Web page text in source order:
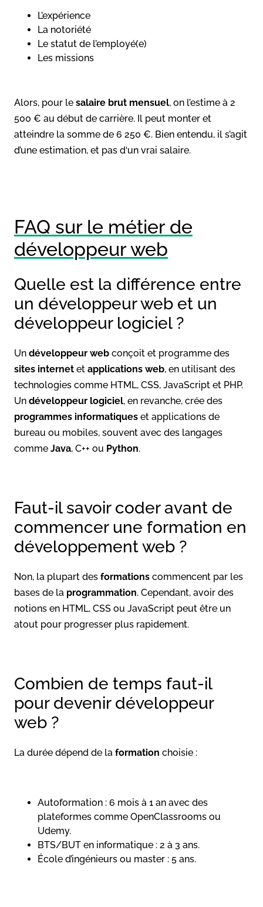
L’expérience
La notoriété
Le statut de l’employé(e)
Les missions
Alors, pour le salaire brut mensuel, on l’estime à 2
500 € au début de carrière. Il peut monter et
atteindre la somme de 6 250 €. Bien entendu, il s’agit
d’une estimation, et pas d‘un vrai salaire.
FAQ sur le métier de
développeur web
Quelle est la différence entre
un développeur web et un
développeur logiciel ?
Un développeur web conçoit et programme des
sites internet et applications web, en utilisant des
technologies comme HTML, CSS, JavaScript et PHP.
Un développeur logiciel, en revanche, crée des
programmes informatiques et applications de
bureau ou mobiles, souvent avec des langages
comme Java, C++ ou Python.
Faut-il savoir coder avant de
commencer une formation en
développement web ?
Non, la plupart des formations commencent par les
bases de la programmation. Cependant, avoir des
notions en HTML, CSS ou JavaScript peut être un
atout pour progresser plus rapidement.
Combien de temps faut-il
pour devenir développeur
web ?
La durée dépend de la formation choisie :
Autoformation : 6 mois à 1 an avec des
plateformes comme OpenClassrooms ou
Udemy.
BTS/BUT en informatique : 2 à 3 ans.
École d’ingénieurs ou master : 5 ans.